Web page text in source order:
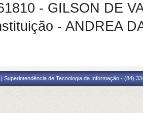
- GILSON DE
- ANDREA
| Superintendência de Tecnologia da Informação - (84)